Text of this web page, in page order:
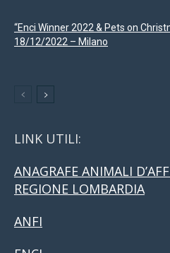
“Enci Winner 2022 & Pets on
18/12/2022 – Milano
LINK UTILI:
ANAGRAFE ANIMALI
REGIONE LOMBARDIA
ANFI